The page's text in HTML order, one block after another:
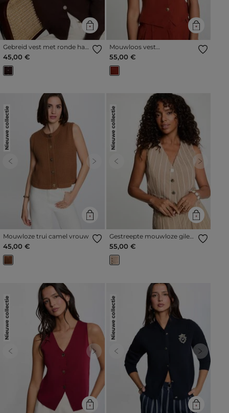
Gebreid vest met ronde hals
donker bruin vrouw
45,00 €
Mouwloos vest
cognacbruin vrouw
55,00 €
Nieuwe collectie
Previous Next
Mouwloze trui camel vrouw
45,00 €
Nieuwe collectie
Previous Next
Gestreepte mouwloze gilet
taupe vrouw
55,00 €
Nieuwe collectie
Previous Next
Nieuwe collectie
Previous Next